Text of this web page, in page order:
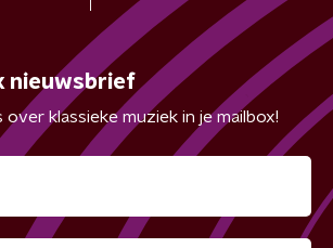
nieuwsbrief
over klassieke muziek in je mailbox!